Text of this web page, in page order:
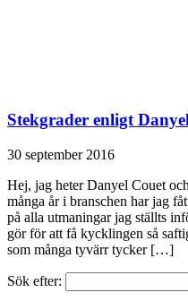
Stekgrader enligt
30 september 2016
Hej, jag heter Danyel Couet
många år i branschen har jag
på alla utmaningar jag ställts
gör för att få kycklingen så
som många tyvärr tycker […]
Sök efter: